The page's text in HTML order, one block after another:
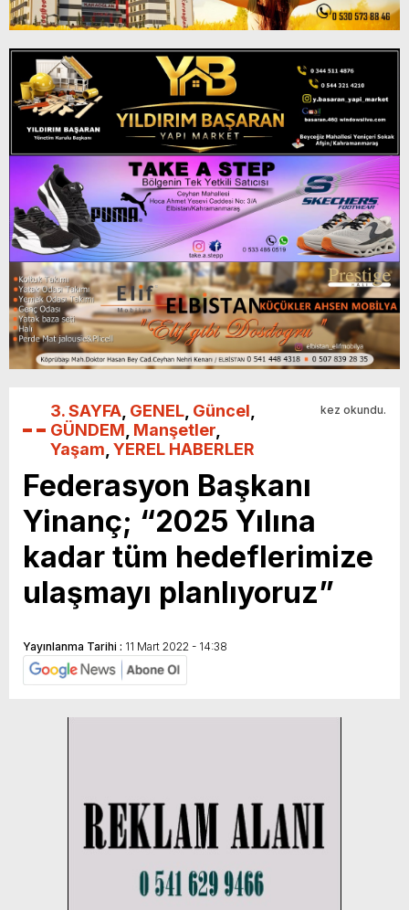
3. SAYFA GENEL Güncel
GÜNDEM Manşetler
Yaşam YEREL HABERLER
kez okundu.
Federasyon Başkanı
Yinanç; “2025 Yılına
kadar tüm hedeflerimize
ulaşmayı planlıyoruz”
Yayınlanma Tarihi : 11 Mart 2022 - 14:38